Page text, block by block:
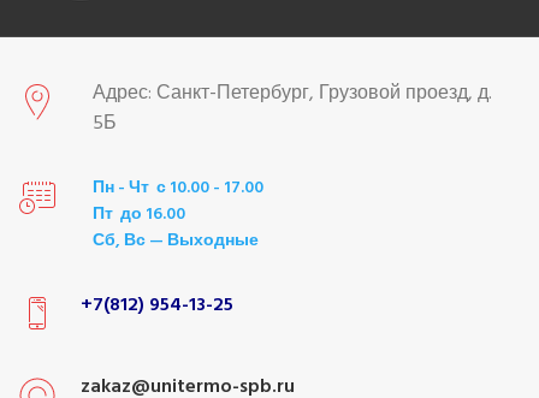
Адрес: Санкт-Петербург, Грузовой проезд, д.
5Б
Пн - Чт с 10.00 - 17.00
Пт до 16.00
Сб, Вс — Выходные
+7(812) 954-13-25
zakaz@unitermo-spb.ru